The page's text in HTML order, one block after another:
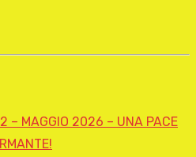
– MAGGIO 2026 – UNA PACE